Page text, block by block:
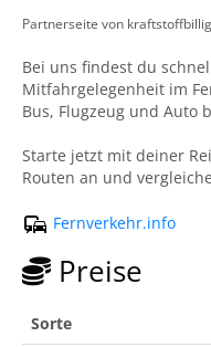
Partnerseite von
Bei uns findest du
Mitfahrgelegenheit im
Bus, Flugzeug und Auto
Starte jetzt mit deiner
Routen an und
Fernverkehr.info
Preise
Sorte